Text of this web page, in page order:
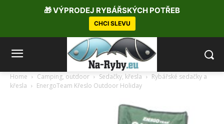
Home Camping, outdoor Sedačky, křesla
Rybářské sedačky a
křesla
EnergoTeam Křeslo Outdoor Holiday
🎁 VÝPRODEJ RYBÁŘSKÝCH POTŘEB
CHCI SLEVU